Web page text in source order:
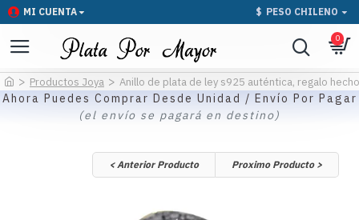
MI CUENTA $ PESO CHILENO
0
Productos Joya Anillo de plata de ley s925 auténtica, regalo
Ahora Puedes Comprar Desde Unidad / Envío Por Pagar
(el envío se pagará en destino)
< Anterior Producto Proximo Producto >